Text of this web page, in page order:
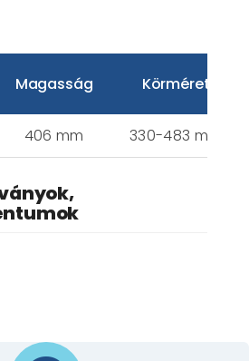
Magasság Körméret
406 mm 330-483 mm